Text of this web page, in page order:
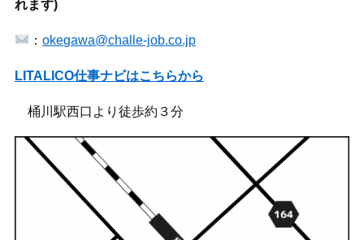
れます)
：okegawa@challe-job.co.jp
LITALICO仕事ナビはこちらから
桶川駅西口より徒歩約３分